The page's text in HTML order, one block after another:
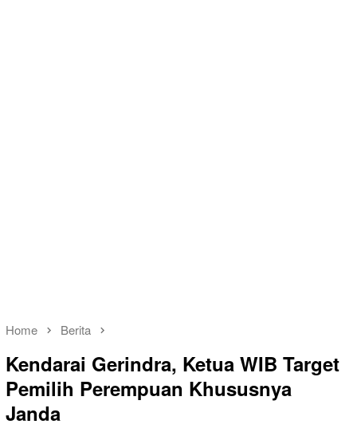
Home Berita
Kendarai Gerindra, Ketua WIB Target
Pemilih Perempuan Khususnya
Janda